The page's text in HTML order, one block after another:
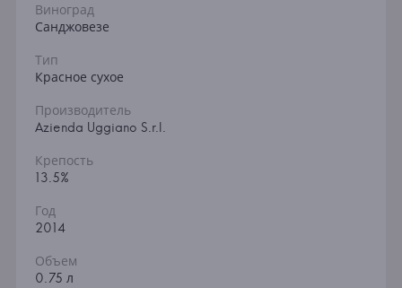
Виноград
Санджовезе
Тип
Красное сухое
Производитель
Azienda Uggiano S.r.l.
Крепость
13.5%
Год
2014
Объем
0.75 л